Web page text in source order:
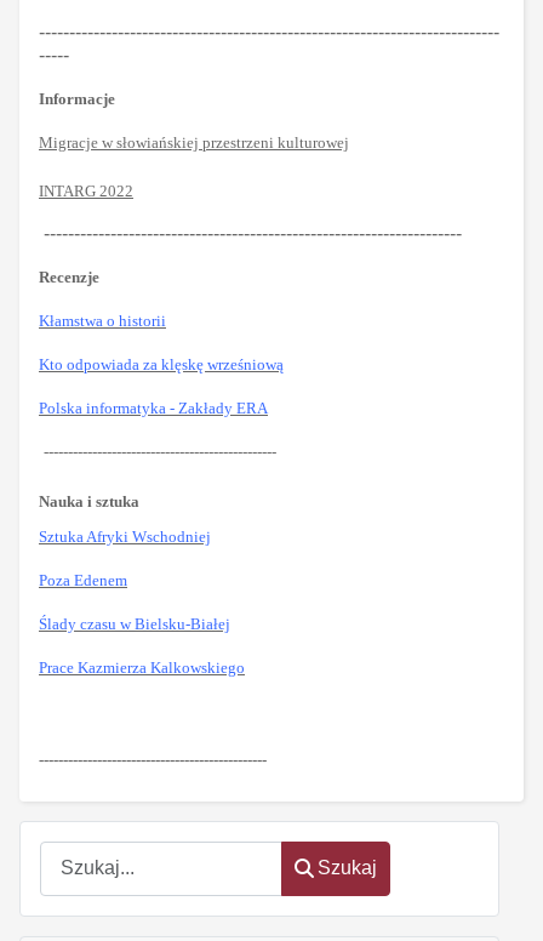
Szukaj
Szukaj
----------------------------------------------------------------------------
-----
Informacje
Migracje w słowiańskiej przestrzeni kulturowej
INTARG 2022
---------------------------------------------------------------------
Recenzje
Kłamstwa o historii
Kto odpowiada za klęskę wrześniową
Polska informatyka - Zakłady ERA
------------------------------------------------
Nauka i sztuka
Sztuka Afryki Wschodniej
Poza Edenem
Ślady czasu w Bielsku-Białej
Prace Kazmierza Kalkowskiego
-----------------------------------------------